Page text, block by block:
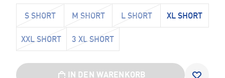
S SHORT M SHORT L SHORT XL SHORT
XXL SHORT 3 XL SHORT
IN DEN WARENKORB